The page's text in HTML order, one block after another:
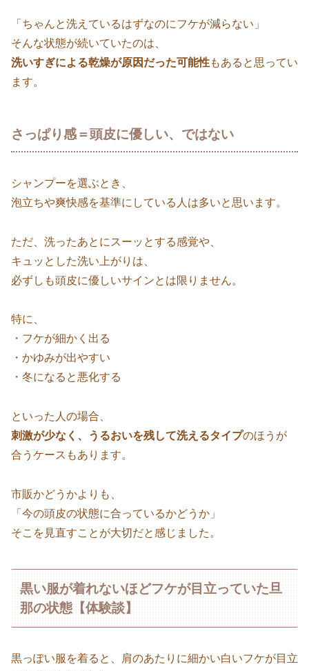
「ちゃんと洗えているはずなのにフケが減らない」
そんな状態が続いていたのは、
洗いすぎによる乾燥が原因だった可能性もあると思ってい
ます。
さっぱり感＝頭皮に優しい、ではない
シャンプーを選ぶとき、
泡立ちや爽快感を基準にしている人は多いと思います。
ただ、洗ったあとにスーッとする感覚や、
キュッとした洗い上がりは、
必ずしも頭皮に優しいサインとは限りません。
特に、
・フケが細かく出る
・かゆみが出やすい
・冬になると悪化する
といった人の場合、
刺激が少なく、うるおいを残して洗えるタイプのほうが
合うケースもあります。
市販かどうかよりも、
「今の頭皮の状態に合っているかどうか」
そこを見直すことが大切だと感じました。
黒い服が着れないほどフケが目立っていた旦
那の状態【体験談】
黒っぽい服を着ると、肩のあたりに細かい白いフケが目立